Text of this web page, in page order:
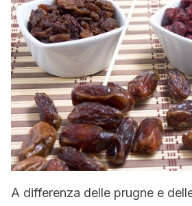
A differenza delle prugne e